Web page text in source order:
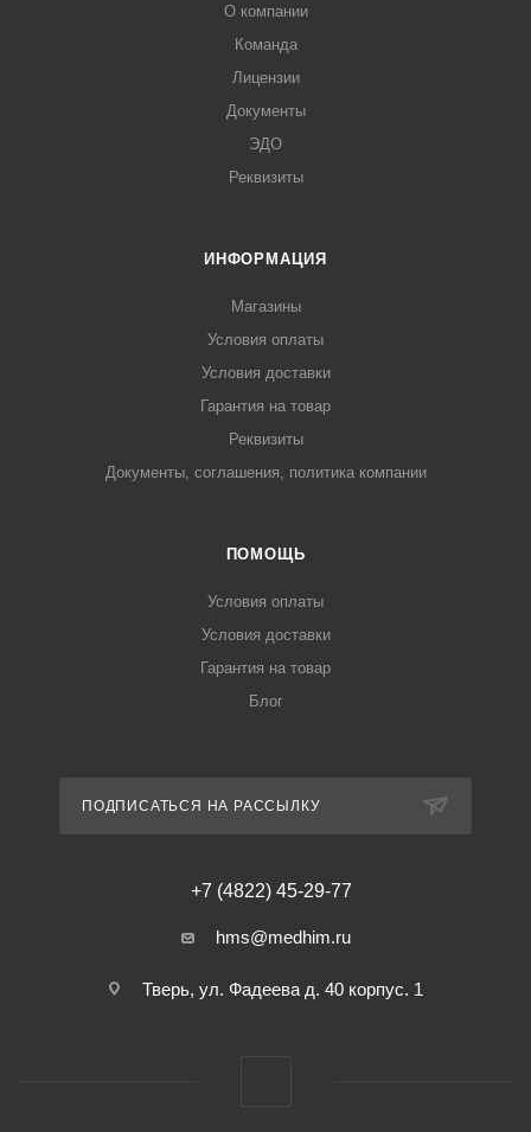
О компании
Команда
Лицензии
Документы
ЭДО
Реквизиты
ИНФОРМАЦИЯ
Магазины
Условия оплаты
Условия доставки
Гарантия на товар
Реквизиты
Документы, соглашения, политика компании
ПОМОЩЬ
Условия оплаты
Условия доставки
Гарантия на товар
Блог
ПОДПИСАТЬСЯ НА РАССЫЛКУ
+7 (4822) 45-29-77
hms@medhim.ru
Тверь, ул. Фадеева д. 40 корпус. 1